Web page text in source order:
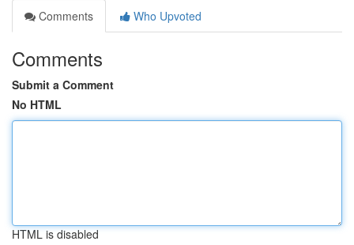
Comments
Who Upvoted
Comments
Submit a Comment
No HTML
HTML is disabled